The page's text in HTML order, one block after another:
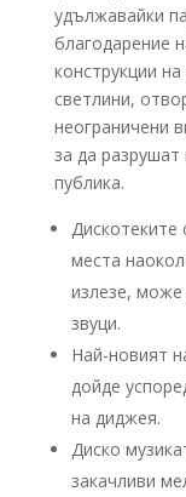
удължавайки
благодарение
конструкции
светлини,
неограничени
за да
публика.
Дискотеките
места
излезе,
звуци.
Най-новият
дойде
на диджея.
Диско
закачливи